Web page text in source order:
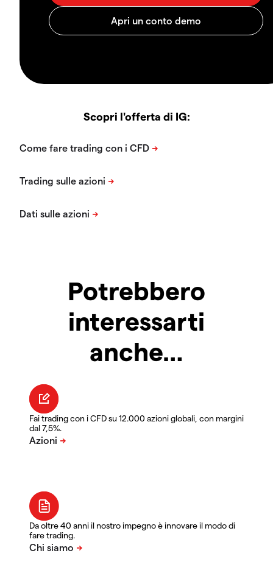
Scopri l'offerta di IG:
Potrebbero
interessarti
anche…
Fai trading con i CFD su 12.000 azioni globali, con margini
dal 7,5%.
Da oltre 40 anni il nostro impegno è innovare il modo di
fare trading.